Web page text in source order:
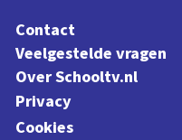
Contact
Veelgestelde vragen
Over Schooltv.nl
Privacy
Cookies